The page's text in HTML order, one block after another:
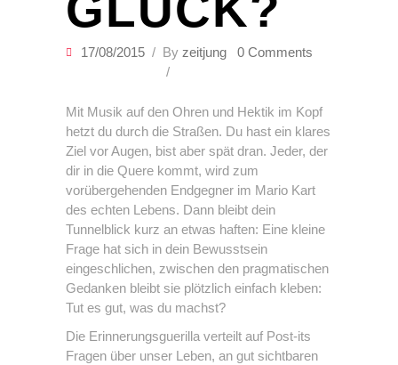
17/08/2015 By zeitjung 0 Comments
Mit Musik auf den Ohren und Hektik im Kopf
hetzt du durch die Straßen. Du hast ein klares
Ziel vor Augen, bist aber spät dran. Jeder, der
dir in die Quere kommt, wird zum
vorübergehenden Endgegner im Mario Kart
des echten Lebens. Dann bleibt dein
Tunnelblick kurz an etwas haften: Eine kleine
Frage hat sich in dein Bewusstsein
eingeschlichen, zwischen den pragmatischen
Gedanken bleibt sie plötzlich einfach kleben:
Tut es gut, was du machst?
Die Erinnerungsguerilla verteilt auf Post-its
Fragen über unser Leben, an gut sichtbaren